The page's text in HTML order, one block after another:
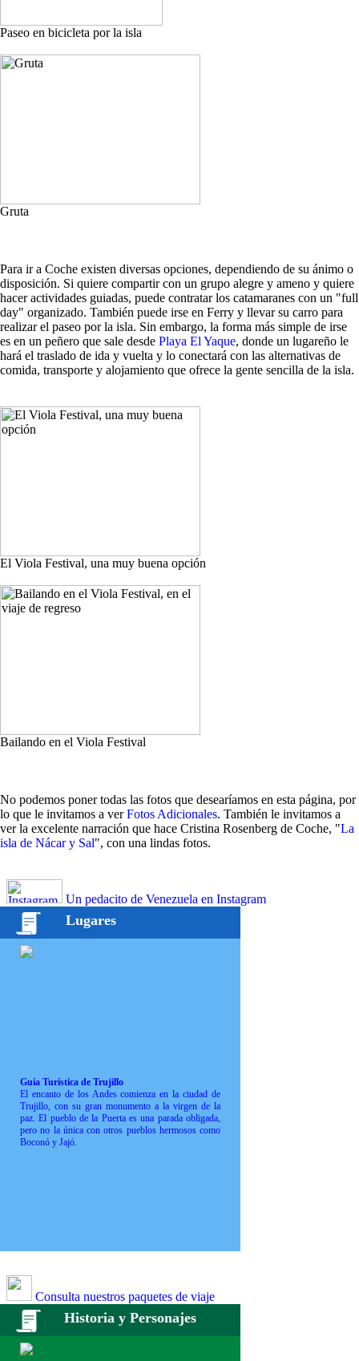
Paseo en bicicleta por la isla
Gruta
Para ir a Coche existen diversas opciones, dependiendo de su ánimo o
disposición. Si quiere compartir con un grupo alegre y ameno y quiere
hacer actividades guiadas, puede contratar los catamaranes con un "full
day" organizado. También puede irse en Ferry y llevar su carro para
realizar el paseo por la isla. Sin embargo, la forma más simple de irse
es en un peñero que sale desde Playa El Yaque, donde un lugareño le
hará el traslado de ida y vuelta y lo conectará con las alternativas de
comida, transporte y alojamiento que ofrece la gente sencilla de la isla.
El Viola Festival, una muy buena opción
Bailando en el Viola Festival
No podemos poner todas las fotos que desearíamos en esta página, por
lo que le invitamos a verFotos Adicionales. También le invitamos a
ver la excelente narración que hace Cristina Rosenberg de Coche, "La
isla de Nácar y Sal", con una lindas fotos.
Un pedacito de Venezuela en Instagram
Lugares
Guía Turística de Trujillo
El encanto de los Andes comienza en la ciudad de
Trujillo, con su gran monumento a la virgen de la
paz. El pueblo de la Puerta es una parada obligada,
pero no la única con otros pueblos hermosos como
Boconó y Jajó.
Consulta nuestros paquetes de viaje
Historia y Personajes